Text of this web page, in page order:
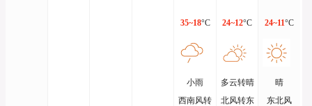
35~18°C
小雨
西南风转
24~12°C
多云转晴
北风转东
24~11°C
晴
东北风